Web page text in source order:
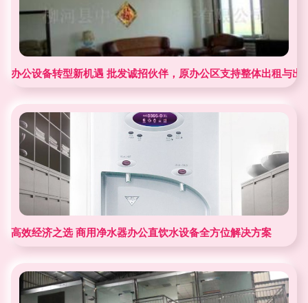
办公设备转型新机遇 批发诚招伙伴，原办公区支持整体出租与出
高效经济之选 商用净水器办公直饮水设备全方位解决方案